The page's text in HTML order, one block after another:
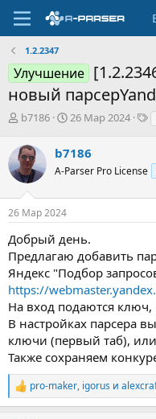
1.2.2347
Улучшение
новый
А
т
о
р
е
м
ы
b7186
Д
а
н
ч
а
26 Мар 2024
Т
и
b7186
A-Parser Pro License
26 Мар 2024
Добрый день.
Предлагаю добавить
Яндекс "Подбор
https://
На вход подаются
В настройках парсера
ключи (первый таб),
Также сохраняем
Р
е
pro-maker, igorus и